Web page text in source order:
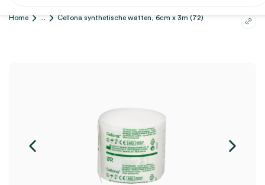
Home ... Cellona synthetische watten, 6cm x 3m (72)